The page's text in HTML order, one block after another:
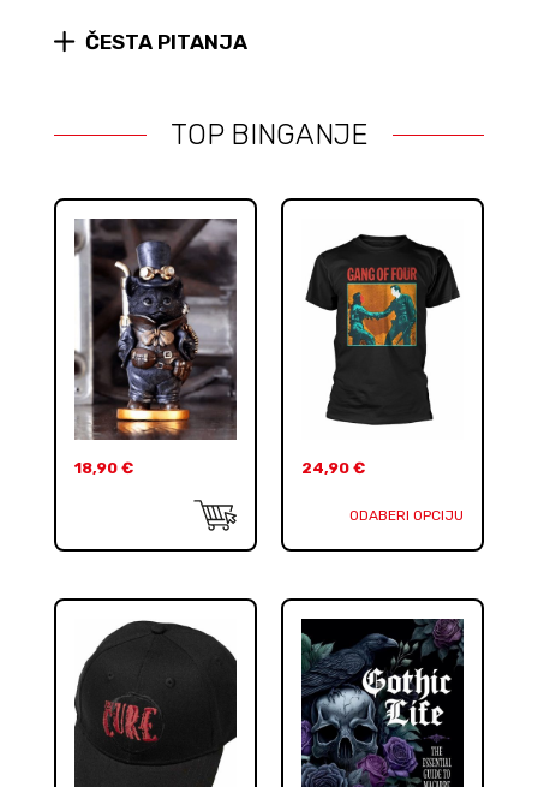
ČESTA PITANJA
TOP BINGANJE
18,90 € 24,90 €
ODABERI OPCIJU